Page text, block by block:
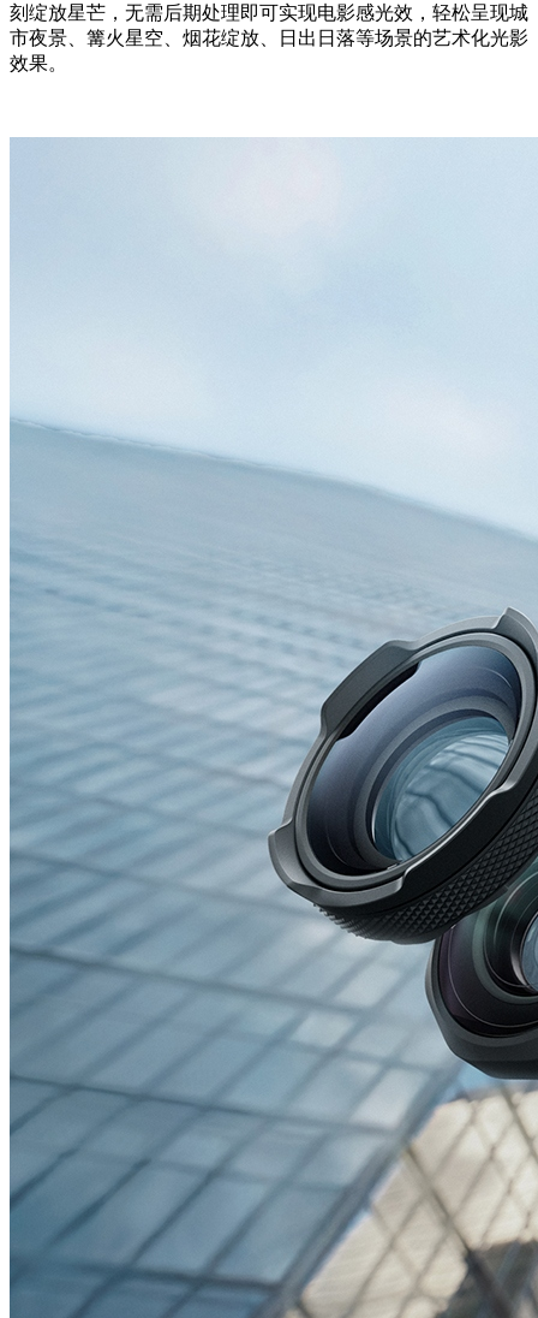
刻绽放星芒，无需后期处理即可实现电影感光效，轻松呈现城
市夜景、篝火星空、烟花绽放、日出日落等场景的艺术化光影
效果。